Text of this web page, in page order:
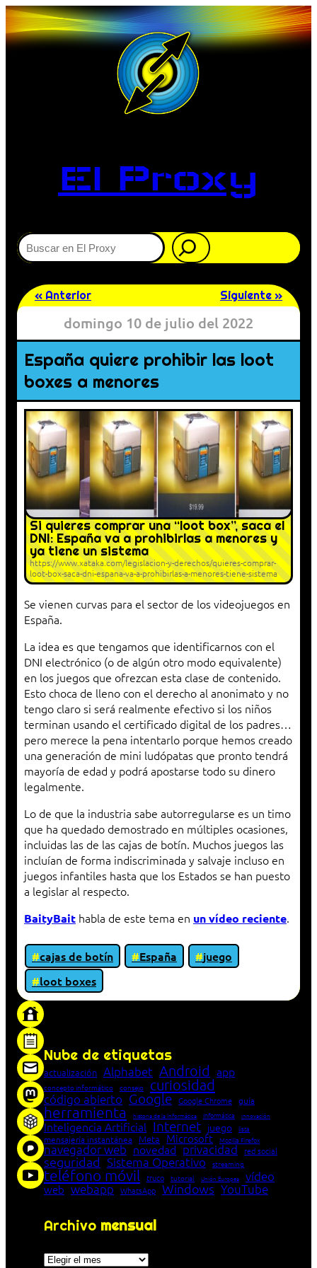
El Proxy
Buscar
« Anterior Siguiente »
domingo 10 de julio del 2022
España quiere prohibir las loot
boxes a menores
Si quieres comprar una “loot box”, saca el
DNI: España va a prohibirlas a menores y
ya tiene un sistema
https://www.xataka.com/legislacion-y-derechos/quieres-comprar-
loot-box-saca-dni-espana-va-a-prohibirlas-a-menores-tiene-sistema
Se vienen curvas para el sector de los videojuegos en
España.
La idea es que tengamos que identificarnos con el
DNI electrónico (o de algún otro modo equivalente)
en los juegos que ofrezcan esta clase de contenido.
Esto choca de lleno con el derecho al anonimato y no
tengo claro si será realmente efectivo si los niños
terminan usando el certificado digital de los padres…
pero merece la pena intentarlo porque hemos creado
una generación de mini ludópatas que pronto tendrá
mayoría de edad y podrá apostarse todo su dinero
legalmente.
Lo de que la industria sabe autorregularse es un timo
que ha quedado demostrado en múltiples ocasiones,
incluidas las de las cajas de botín. Muchos juegos las
incluían de forma indiscriminada y salvaje incluso en
juegos infantiles hasta que los Estados se han puesto
a legislar al respecto.
BaityBait habla de este tema en un vídeo reciente.
cajas de botín España
juego
loot boxes
Nube de etiquetas
actualización Alphabet Android app
concepto informático consejo curiosidad
código abierto Google Google Chrome guía
herramienta historia de la Informática Informática innovación
Inteligencia Artificial Internet juego lista
mensajería instantánea Meta Microsoft Mozilla Firefox
navegador web novedad privacidad red social
seguridad Sistema Operativo streaming
teléfono móvil truco tutorial Unión Europea vídeo
web webapp WhatsApp Windows YouTube
Archivo mensual
Archivos